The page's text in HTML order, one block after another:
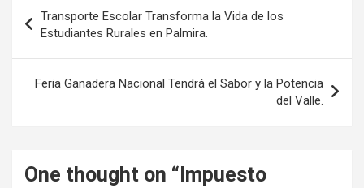
de
entradas
Transporte Escolar Transforma la Vida de los
Estudiantes Rurales en Palmira.
Feria Ganadera Nacional Tendrá el Sabor y la Potencia
del Valle.
One thought on “ Impuesto